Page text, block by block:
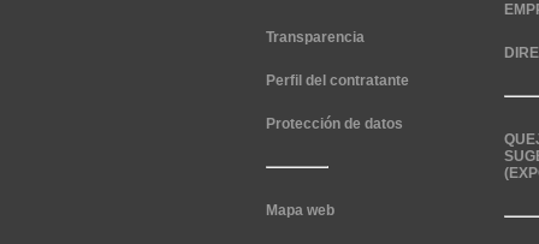
Transparencia
Perfil del contratante
Protección de datos
Mapa web